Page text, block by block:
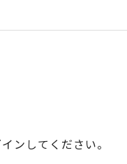
ンしてください。